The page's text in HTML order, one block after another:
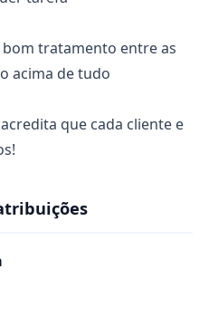
tratamento entre as
acima de tudo
que cada cliente e